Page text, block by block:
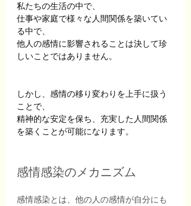
私たちの生活の中で、
仕事や家庭で様々な人間関係を築いてい
る中で、
他人の感情に影響されることは決して珍
しいことではありません。
しかし、感情の移り変わりを上手に扱う
ことで、
精神的な安定を保ち、充実した人間関係
を築くことが可能になります。
感情感染のメカニズム
感情感染とは、他の人の感情が自分にも